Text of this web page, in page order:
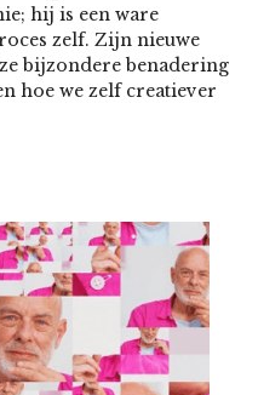
hij is een ware
zelf. Zijn nieuwe
bijzondere benadering
hoe we zelf creatiever